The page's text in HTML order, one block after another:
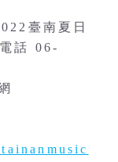
臺南夏日
話 06-